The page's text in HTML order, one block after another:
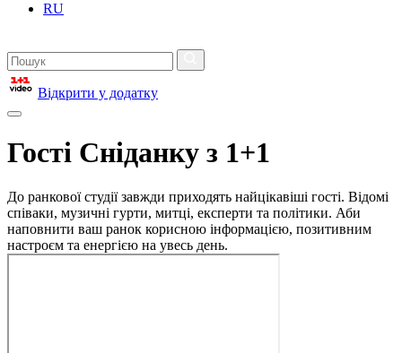
RU
Відкрити у додатку
Гості Сніданку з 1+1
До ранкової студії завжди приходять найцікавіші гості. Відомі
співаки, музичні гурти, митці, експерти та політики. Аби
наповнити ваш ранок корисною інформацією, позитивним
настроєм та енергією на увесь день.